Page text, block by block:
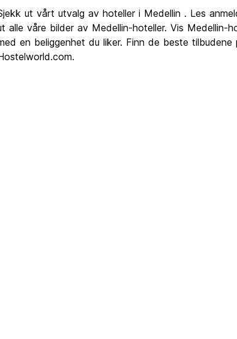
ut vårt utvalg av hoteller i Medellin . Les
alle våre bilder av Medellin-hoteller. Vis
en beliggenhet du liker. Finn de beste